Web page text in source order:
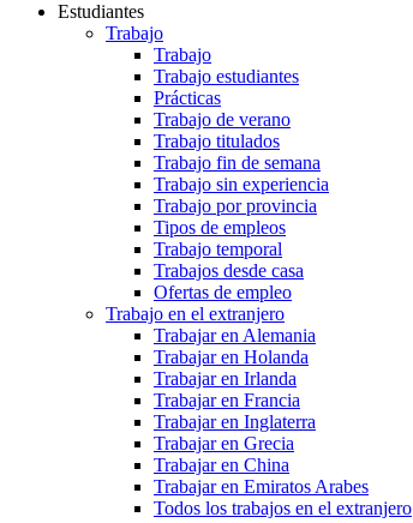
Estudiantes
Trabajo
Trabajo
Trabajo estudiantes
Prácticas
Trabajo de verano
Trabajo titulados
Trabajo fin de semana
Trabajo sin experiencia
Trabajo por provincia
Tipos de empleos
Trabajo temporal
Trabajos desde casa
Ofertas de empleo
Trabajo en el extranjero
Trabajar en Alemania
Trabajar en Holanda
Trabajar en Irlanda
Trabajar en Francia
Trabajar en Inglaterra
Trabajar en Grecia
Trabajar en China
Trabajar en Emiratos Arabes
Todos los trabajos en el extranjero